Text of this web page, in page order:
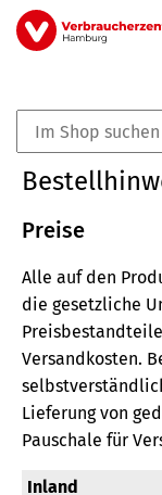
Direkt
zum
Preise
Alle auf den
die gesetzliche
Versandkosten.
Lieferung von
Pauschale für
Inland